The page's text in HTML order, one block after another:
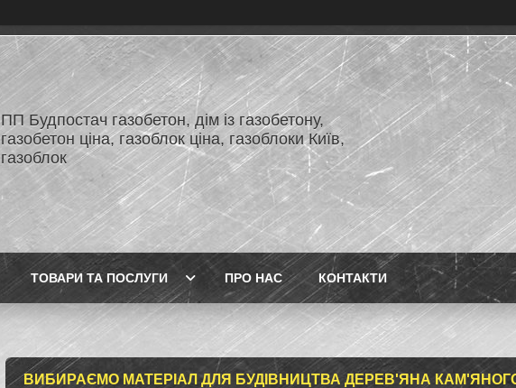
ПП Будпостач газобетон, дім із газобетону,
газобетон ціна, газоблок ціна, газоблоки Київ,
газоблок
ТОВАРИ ТА ПОСЛУГИ ПРО НАС КОНТАКТИ
ВИБИРАЄМО МАТЕРІАЛ ДЛЯ БУДІВНИЦТВА ДЕРЕВ'ЯНА